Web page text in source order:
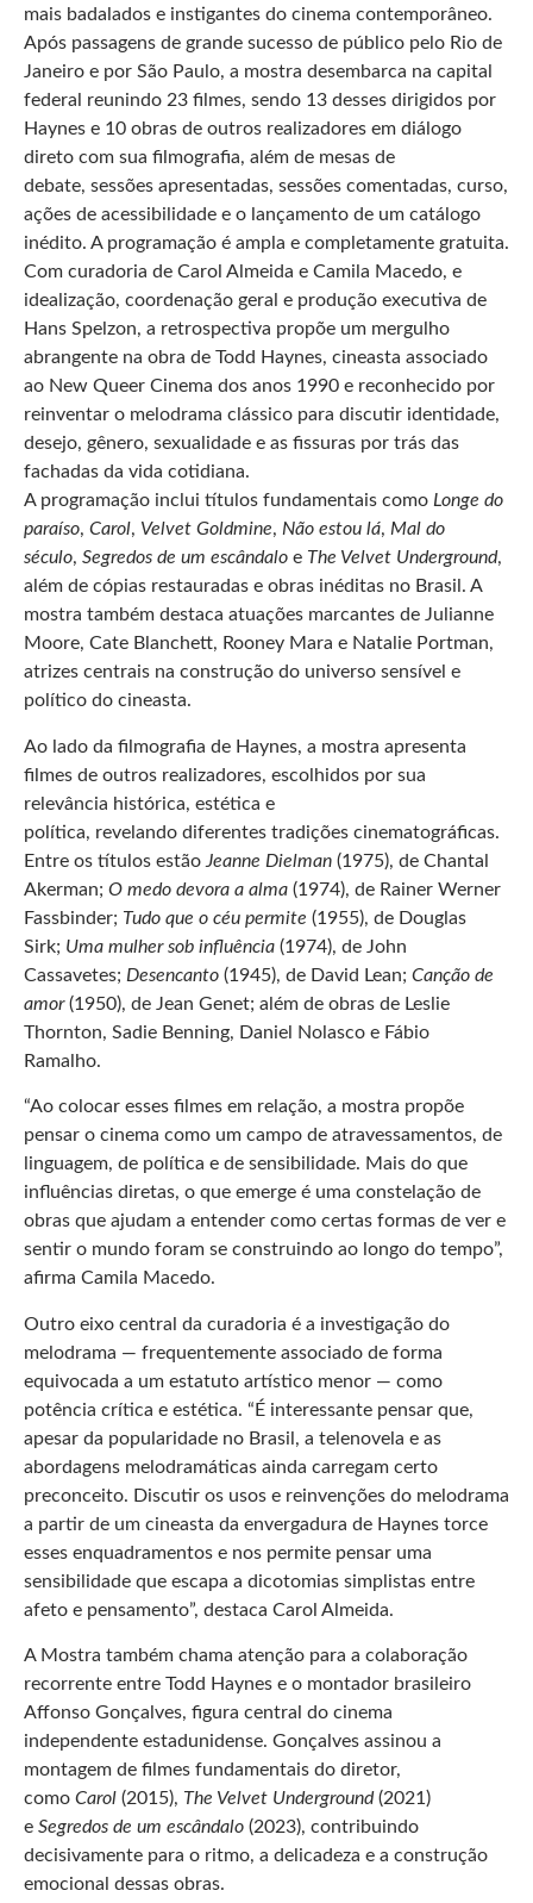
mais badalados e instigantes do cinema contemporâneo.
Após passagens de grande sucesso de público pelo Rio de
Janeiro e por São Paulo, a mostra desembarca na capital
federal reunindo 23 filmes, sendo 13 desses dirigidos por
Haynes e 10 obras de outros realizadores em diálogo
direto com sua filmografia, além de mesas de
debate, sessões apresentadas, sessões comentadas, curso,
ações de acessibilidade e o lançamento de um catálogo
inédito. A programação é ampla e completamente gratuita.
Com curadoria de Carol Almeida e Camila Macedo, e
idealização, coordenação geral e produção executiva de
Hans Spelzon, a retrospectiva propõe um mergulho
abrangente na obra de Todd Haynes, cineasta associado
ao New Queer Cinema dos anos 1990 e reconhecido por
reinventar o melodrama clássico para discutir identidade,
desejo, gênero, sexualidade e as fissuras por trás das
fachadas da vida cotidiana.
A programação inclui títulos fundamentais como Longe do
paraíso, Carol, Velvet Goldmine, Não estou lá, Mal do
século, Segredos de um escândalo e The Velvet Underground,
além de cópias restauradas e obras inéditas no Brasil. A
mostra também destaca atuações marcantes de Julianne
Moore, Cate Blanchett, Rooney Mara e Natalie Portman,
atrizes centrais na construção do universo sensível e
político do cineasta.
Ao lado da filmografia de Haynes, a mostra apresenta
filmes de outros realizadores, escolhidos por sua
relevância histórica, estética e
política, revelando diferentes tradições cinematográficas.
Entre os títulos estão Jeanne Dielman (1975), de Chantal
Akerman; O medo devora a alma (1974), de Rainer Werner
Fassbinder; Tudo que o céu permite (1955), de Douglas
Sirk; Uma mulher sob influência (1974), de John
Cassavetes; Desencanto (1945), de David Lean; Canção de
amor(1950), de Jean Genet; além de obras de Leslie
Thornton, Sadie Benning, Daniel Nolasco e Fábio
Ramalho.
“Ao colocar esses filmes em relação, a mostra propõe
pensar o cinema como um campo de atravessamentos, de
linguagem, de política e de sensibilidade. Mais do que
influências diretas, o que emerge é uma constelação de
obras que ajudam a entender como certas formas de ver e
sentir o mundo foram se construindo ao longo do tempo”,
afirma Camila Macedo.
Outro eixo central da curadoria é a investigação do
melodrama — frequentemente associado de forma
equivocada a um estatuto artístico menor — como
potência crítica e estética. “É interessante pensar que,
apesar da popularidade no Brasil, a telenovela e as
abordagens melodramáticas ainda carregam certo
preconceito. Discutir os usos e reinvenções do melodrama
a partir de um cineasta da envergadura de Haynes torce
esses enquadramentos e nos permite pensar uma
sensibilidade que escapa a dicotomias simplistas entre
afeto e pensamento”, destaca Carol Almeida.
A Mostra também chama atenção para a colaboração
recorrente entre Todd Haynes e o montador brasileiro
Affonso Gonçalves, figura central do cinema
independente estadunidense. Gonçalves assinou a
montagem de filmes fundamentais do diretor,
como Carol (2015), The Velvet Underground(2021)
e Segredos de um escândalo (2023), contribuindo
decisivamente para o ritmo, a delicadeza e a construção
emocional dessas obras.